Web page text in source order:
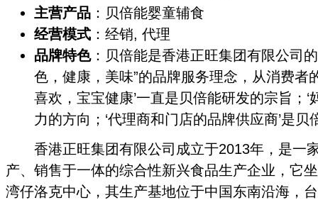
主营产品 ：贝倍能婴童辅食
经营模式 ：经销, 代理
品牌特色：贝倍能是香港正旺集团有限公司
色，健康，美味”的品牌服务理念，从消费者
喜欢，宝宝健康’一直是贝倍能研发的宗旨；‘
力的方向；‘代理商和门店的品牌供应商’是贝
香港正旺集团有限公司成立于2013年，是一
产、销售于一体的综合性新兴食品生产企业，
湾仔洛克中心，其生产基地位于中国东南沿海，